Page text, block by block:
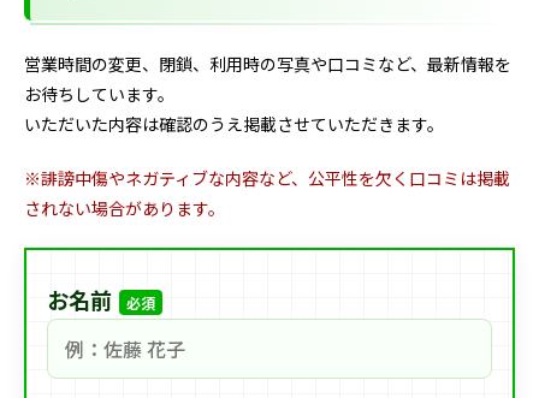
営業時間の変更、閉鎖、利用時の写真や口コミなど、最新情報を
お待ちしています。
いただいた内容は確認のうえ掲載させていただきます。
※誹謗中傷やネガティブな内容など、公平性を欠く口コミは掲載
されない場合があります。
お名前 必須